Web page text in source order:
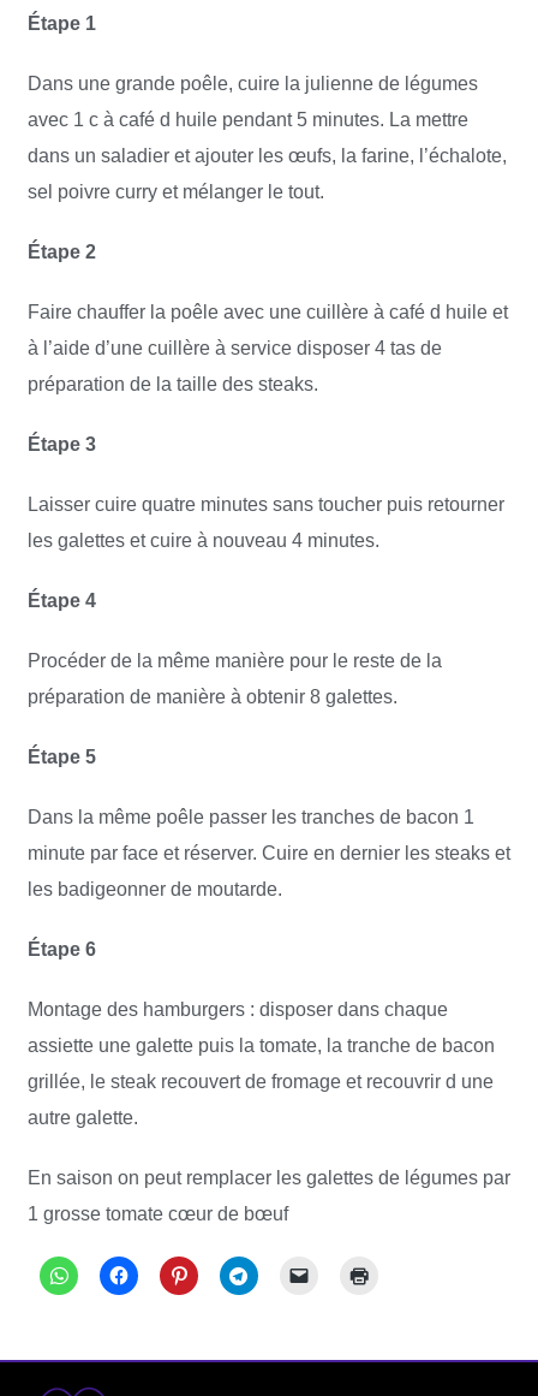
Étape 1
Dans une grande poêle, cuire la julienne de légumes
avec 1 c à café d huile pendant 5 minutes. La mettre
dans un saladier et ajouter les œufs, la farine, l’échalote,
sel poivre curry et mélanger le tout.
Étape 2
Faire chauffer la poêle avec une cuillère à café d huile et
à l’aide d’une cuillère à service disposer 4 tas de
préparation de la taille des steaks.
Étape 3
Laisser cuire quatre minutes sans toucher puis retourner
les galettes et cuire à nouveau 4 minutes.
Étape 4
Procéder de la même manière pour le reste de la
préparation de manière à obtenir 8 galettes.
Étape 5
Dans la même poêle passer les tranches de bacon 1
minute par face et réserver. Cuire en dernier les steaks et
les badigeonner de moutarde.
Étape 6
Montage des hamburgers : disposer dans chaque
assiette une galette puis la tomate, la tranche de bacon
grillée, le steak recouvert de fromage et recouvrir d une
autre galette.
En saison on peut remplacer les galettes de légumes par
1 grosse tomate cœur de bœuf